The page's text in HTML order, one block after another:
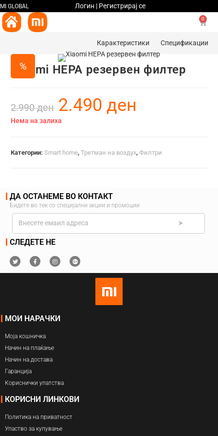
MI GLOBAL Логин | Регистрирај се
0
Карактеристики Спецификации
%
Xiaomi HEPA резервен филтер
2.990ден 2.490ден
Нема на залиха
Категории:Smart home,Третман на воздух,Филтри
ДА ОСТАНЕМЕ ВО КОНТАКТ
Бидете во тек со специјални акции и промоции
>
СЛЕДЕТЕ НЕ
МОИ НАРАЧКИ
Моја кошничка
Начин на плаќање
Начин на достава
Гаранција
Кориснички упатства
КОРИСНИ ЛИНКОВИ
Политика на приватност
Упаство за купување